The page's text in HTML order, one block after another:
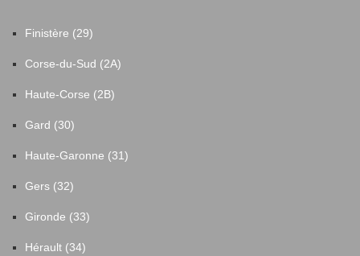
Finistère (29)
Corse-du-Sud (2A)
Haute-Corse (2B)
Gard (30)
Haute-Garonne (31)
Gers (32)
Gironde (33)
Hérault (34)